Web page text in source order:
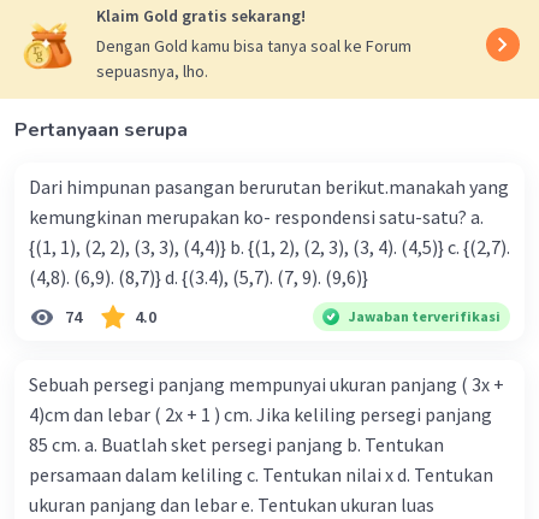
Klaim Gold gratis sekarang!
Dengan Gold kamu bisa tanya soal ke Forum
sepuasnya, lho.
Pertanyaan serupa
Dari himpunan pasangan berurutan berikut.manakah yang
kemungkinan merupakan ko- respondensi satu-satu? a.
{(1, 1), (2, 2), (3, 3), (4,4)} b. {(1, 2), (2, 3), (3, 4). (4,5)} c. {(2,7).
(4,8). (6,9). (8,7)} d. {(3.4), (5,7). (7, 9). (9,6)}
74 4.0 Jawaban terverifikasi
Sebuah persegi panjang mempunyai ukuran panjang ( 3x +
4)cm dan lebar ( 2x + 1 ) cm. Jika keliling persegi panjang
85 cm. a. Buatlah sket persegi panjang b. Tentukan
persamaan dalam keliling c. Tentukan nilai x d. Tentukan
ukuran panjang dan lebar e. Tentukan ukuran luas